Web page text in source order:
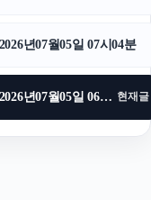
년07월05일 07시04분
마포구하수구막힘 진행 전 체크사항 2026년07월05일 06시59분 현재글